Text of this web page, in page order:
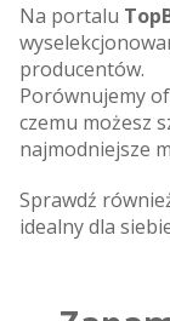
Na portalu
producentów.
Porównujemy
czemu możesz
najmodniejsze
Sprawdź
idealny dla